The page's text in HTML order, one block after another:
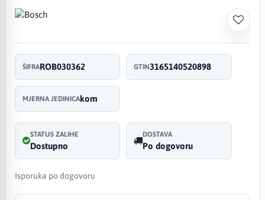
ŠIFRAROB030362 GTIN3165140520898
MJERNA JEDINICAkom
STATUS ZALIHE
Dostupno
DOSTAVA
Po dogovoru
Isporuka po dogovoru